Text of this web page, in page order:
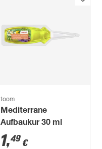
toom
Mediterrane
Aufbaukur 30 ml
1,49 €